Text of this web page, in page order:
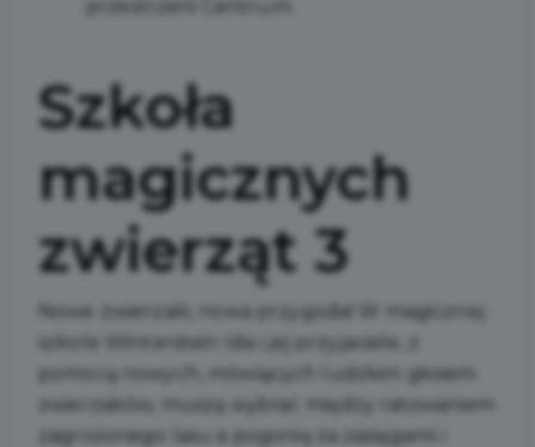
Szkoła
magicznych
zwierząt 3
Nowe zwierzaki, nowa przygoda! W magicznej
szkole Winterstein Ida i jej przyjaciele, z
pomocą nowych, mówiących ludzkim głosem
zwierzaków, muszą wybrać między ratowaniem
zagrożonego lasu a pogonią za zasięgami i